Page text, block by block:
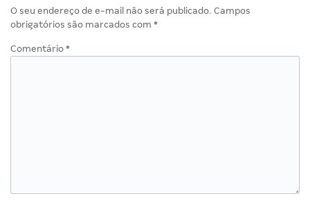
O seu endereço de e-mail não será publicado. Campos
obrigatórios são marcados com *
Comentário *